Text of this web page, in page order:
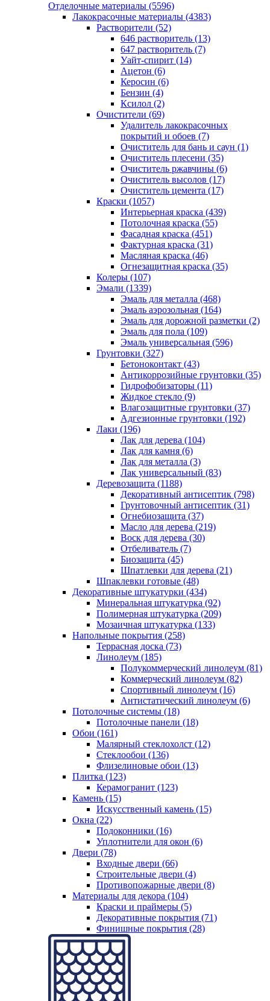
Отделочные материалы (5596)
Лакокрасочные материалы (4383)
Растворители (52)
646 растворитель (13)
647 растворитель (7)
Уайт-спирит (14)
Ацетон (6)
Керосин (6)
Бензин (4)
Ксилол (2)
Очистители (69)
Удалитель лакокрасочных
покрытий и обоев (7)
Очиститель для бань и саун (1)
Очиститель плесени (35)
Очиститель ржавчины (6)
Очиститель высолов (17)
Очиститель цемента (17)
Краски (1057)
Интерьерная краска (439)
Потолочная краска (55)
Фасадная краска (451)
Фактурная краска (31)
Масляная краска (46)
Огнезащитная краска (35)
Колеры (107)
Эмали (1339)
Эмаль для металла (468)
Эмаль аэрозольная (164)
Эмаль для дорожной разметки (2)
Эмаль для пола (109)
Эмаль универсальная (596)
Грунтовки (327)
Бетоноконтакт (43)
Антикоррозийные грунтовки (35)
Гидрофобизаторы (11)
Жидкое стекло (9)
Влагозащитные грунтовки (37)
Адгезионные грунтовки (192)
Лаки (196)
Лак для дерева (104)
Лак для камня (6)
Лак для металла (3)
Лак универсальный (83)
Деревозащита (1188)
Декоративный антисептик (798)
Грунтовочный антисептик (31)
Огнебиозащита (37)
Масло для дерева (219)
Воск для дерева (30)
Отбеливатель (7)
Биозащита (45)
Шпатлевки для дерева (21)
Шпаклевки готовые (48)
Декоративные штукатурки (434)
Минеральная штукатурка (92)
Полимерная штукатурка (209)
Мозаичная штукатурка (133)
Напольные покрытия (258)
Террасная доска (73)
Линолеум (185)
Полукоммерческий линолеум (81)
Коммерческий линолеум (82)
Спортивный линолеум (16)
Антистатический линолеум (6)
Потолочные системы (18)
Потолочные панели (18)
Обои (161)
Малярный стеклохолст (12)
Стеклообои (136)
Флизелиновые обои (13)
Плитка (123)
Керамогранит (123)
Камень (15)
Искусственный камень (15)
Окна (22)
Подоконники (16)
Уплотнители для окон (6)
Двери (78)
Входные двери (66)
Строительные двери (4)
Противопожарные двери (8)
Материалы для декора (104)
Краски и праймеры (5)
Декоративные покрытия (71)
Финишные покрытия (28)